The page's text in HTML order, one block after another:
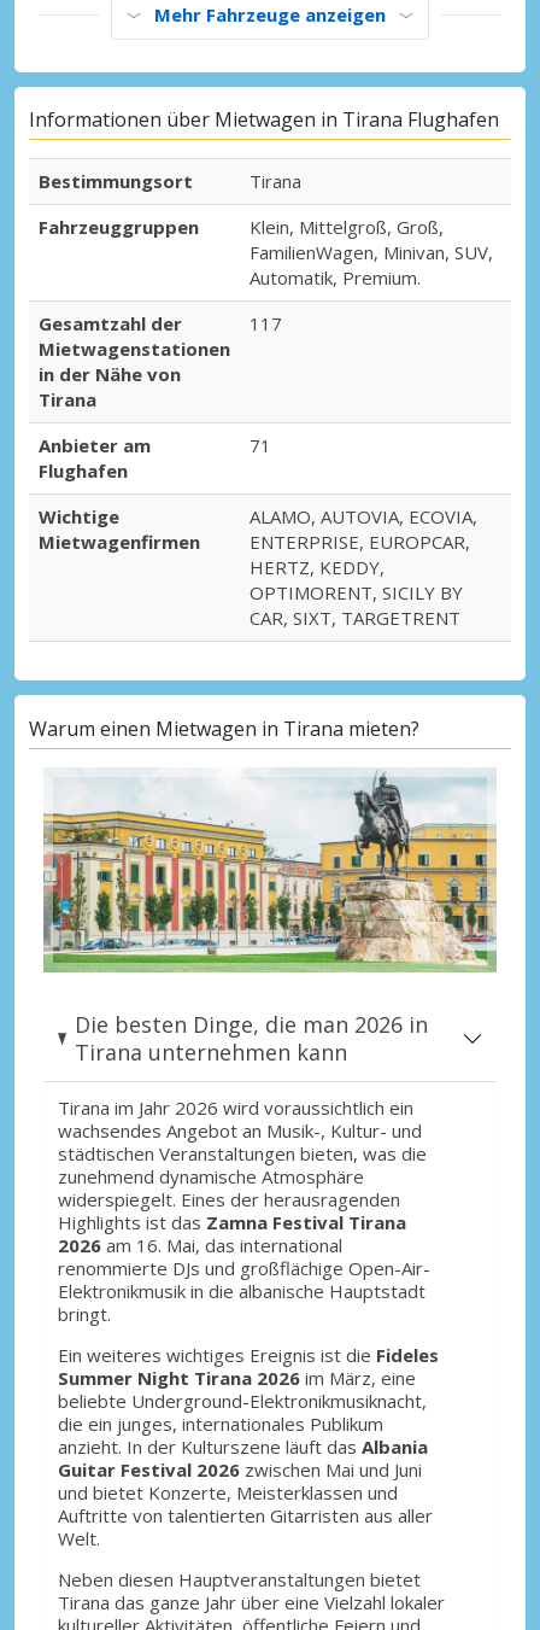
Mehr Fahrzeuge anzeigen
Informationen über Mietwagen in Tirana Flughafen
Bestimmungsort
Tirana
Fahrzeuggruppen
Klein, Mittelgroß, Groß,
FamilienWagen, Minivan, SUV,
Automatik, Premium.
Gesamtzahl der
Mietwagenstationen
in der Nähe von
Tirana
117
Anbieter am
Flughafen
71
Wichtige
Mietwagenfirmen
ALAMO, AUTOVIA, ECOVIA,
ENTERPRISE, EUROPCAR,
HERTZ, KEDDY,
OPTIMORENT, SICILY BY
CAR, SIXT, TARGETRENT
Warum einen Mietwagen in Tirana mieten?
Die besten Dinge, die man 2026 in
Tirana unternehmen kann
Tirana im Jahr 2026 wird voraussichtlich ein
wachsendes Angebot an Musik-, Kultur- und
städtischen Veranstaltungen bieten, was die
zunehmend dynamische Atmosphäre
widerspiegelt. Eines der herausragenden
Highlights ist das Zamna Festival Tirana
2026 am 16. Mai, das international
renommierte DJs und großflächige Open-Air-
Elektronikmusik in die albanische Hauptstadt
bringt.
Ein weiteres wichtiges Ereignis ist die Fideles
Summer Night Tirana 2026 im März, eine
beliebte Underground-Elektronikmusiknacht,
die ein junges, internationales Publikum
anzieht. In der Kulturszene läuft das Albania
Guitar Festival 2026 zwischen Mai und Juni
und bietet Konzerte, Meisterklassen und
Auftritte von talentierten Gitarristen aus aller
Welt.
Neben diesen Hauptveranstaltungen bietet
Tirana das ganze Jahr über eine Vielzahl lokaler